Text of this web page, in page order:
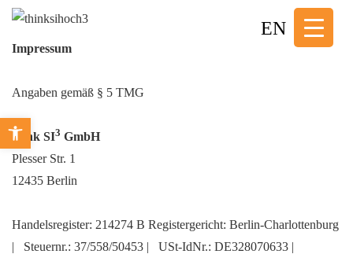
Inhalt
EN
Impressum
Angaben gemäß § 5 TMG
think SI3 GmbH
Plesser Str. 1
12435 Berlin
Handelsregister: 214274 B Registergericht: Berlin-Charlottenburg
| Steuernr.: 37/558/50453 | USt-IdNr.: DE328070633 |